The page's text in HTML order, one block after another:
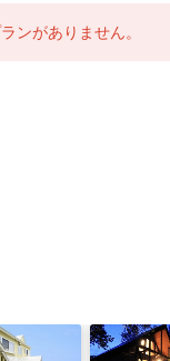
ンがありません。